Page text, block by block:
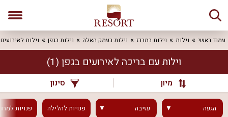
עמוד ראשי וילות וילות במרכז וילות בעמק האלה וילות בגפן וילות לאירועים
וילות עם בריכה לאירועים בגפן (1)
מיון סינון
הגעה עזיבה פנויותלהלילה פנויות